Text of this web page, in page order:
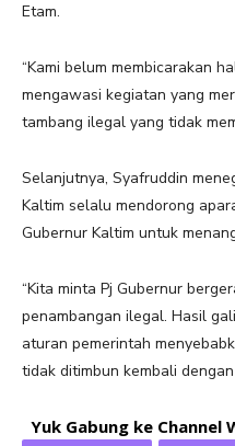
Etam.
“Kami belum membicarakan
mengawasi kegiatan yang
tambang ilegal yang tidak
Selanjutnya, Syafruddin
Kaltim selalu mendorong
Gubernur Kaltim untuk
“Kita minta Pj Gubernur
penambangan ilegal. Hasil
aturan pemerintah
tidak ditimbun kembali
Yuk Gabung ke Channel